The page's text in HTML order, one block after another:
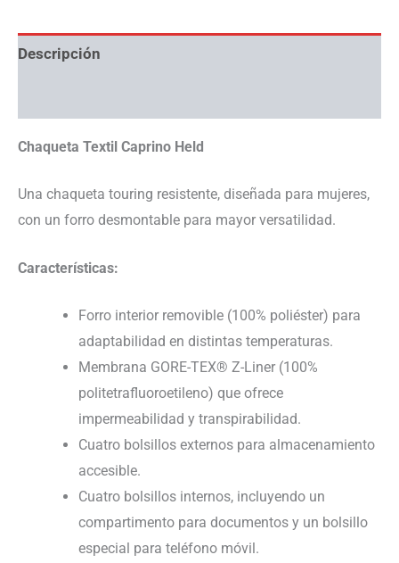
Descripción
Chaqueta Textil Caprino Held
Una chaqueta touring resistente, diseñada para mujeres,
con un forro desmontable para mayor versatilidad.
Características:
Forro interior removible (100% poliéster) para
adaptabilidad en distintas temperaturas.
Membrana GORE-TEX® Z-Liner (100%
politetrafluoroetileno) que ofrece
impermeabilidad y transpirabilidad.
Cuatro bolsillos externos para almacenamiento
accesible.
Cuatro bolsillos internos, incluyendo un
compartimento para documentos y un bolsillo
especial para teléfono móvil.